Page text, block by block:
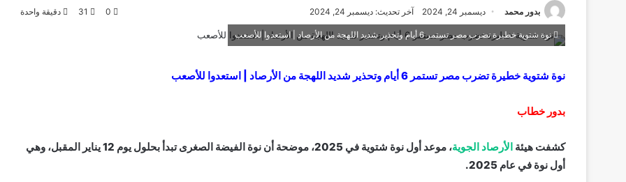
بدور محمد ديسمبر 24, 2024 آخر تحديث: ديسمبر 24, 2024 0
31 دقيقة واحدة
نوة شتوية خطيرة تضرب مصر تستمر 6 أيام وتحذير شديد اللهجة من الأرصاد | استعدوا للأصعب
نوة شتوية خطيرة تضرب مصر تستمر 6 أيام وتحذير شديد اللهجة من الأرصاد | استعدوا للأصعب
بدور خطاب
كشفت هيئة الأرصاد الجوية
، موعد أول نوة شتوية في 2025، موضحة أن نوة الفيضة الصغرى تبدأ بحلول يوم 12 يناير المقبل، وهي
أول نوة في عام 2025.